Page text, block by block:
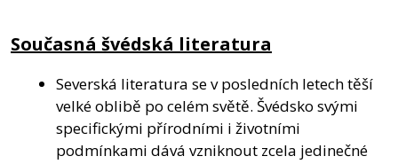
Současná švédská literatura
Severská literatura se v posledních letech těší
velké oblibě po celém světě. Švédsko svými
specifickými přírodními i životními
podmínkami dává vzniknout zcela jedinečné